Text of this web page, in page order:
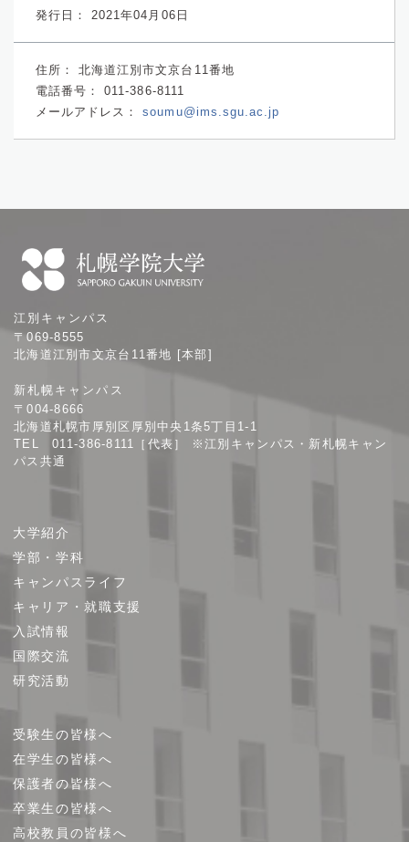
発行日： 2021年04月06日
住所：
北海道江別市文京台11番地
電話番号：
011-386-8111
メールアドレス：
soumu@ims.sgu.ac.jp
幌
学
大
学
江別キャンパス
〒069-8555
北海道江別市文京台11番地 [本部]
新札幌キャンパス
〒004-8666
北海道札幌市厚別区厚別中央1条5丁目1-1
TEL 011-386-8111［代表］ ※江別キャンパス・新札幌キャン
パス共通
ト
プ
大学紹介
学部・学科
キャンパスライフ
キャリア・就職支援
入試情報
国際交流
研究活動
受験生の皆様へ
在学生の皆様へ
保護者の皆様へ
卒業生の皆様へ
高校教員の皆様へ